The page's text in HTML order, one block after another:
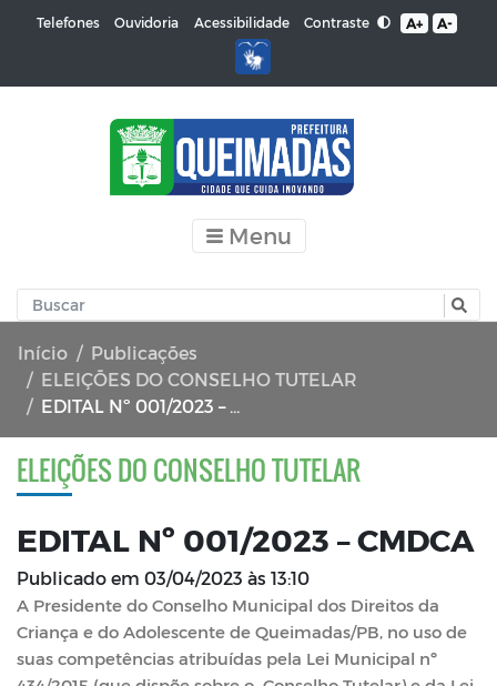
Telefones Ouvidoria Acessibilidade Contraste A+ A-
Menu
Início
Publicações
ELEIÇÕES DO CONSELHO TUTELAR
EDITAL Nº 001/2023 – CMDCA
ELEIÇÕES DO CONSELHO TUTELAR
EDITAL Nº 001/2023 – CMDCA
Publicado em 03/04/2023 às 13:10
A Presidente do Conselho Municipal dos Direitos da
Criança e do Adolescente de Queimadas/PB, no uso de
suas competências atribuídas pela Lei Municipal nº